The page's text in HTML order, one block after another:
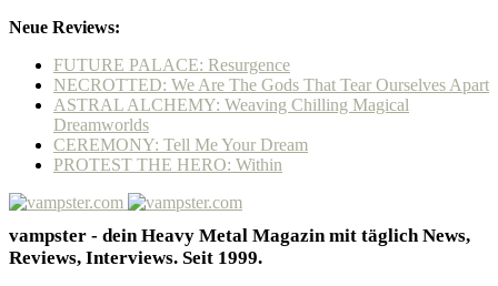
Neue Reviews:
FUTURE PALACE: Resurgence
NECROTTED: We Are The Gods That Tear Ourselves Apart
ASTRAL ALCHEMY: Weaving Chilling Magical
Dreamworlds
CEREMONY: Tell Me Your Dream
PROTEST THE HERO: Within
vampster - dein Heavy Metal Magazin mit täglich News,
Reviews, Interviews. Seit 1999.